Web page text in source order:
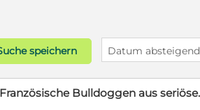
speichern Datum absteigend